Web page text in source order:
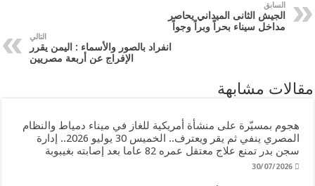
السابق
الجيش الثانى الميداني يحاصر
مداخل سيناء بحراً وبراً وجواً
التالي
انفراد بالصور والأسماء : اليمن يقرر
الإفراج عن أربعة مصريين
مقالات مشابهة
هجوم بمسيّرة على منشأة أمريكية للغاز في ميناء دمياط والنظام
المصري ينفي ثم يقر ويعترف.. الخميس 30 يوليو 2026.. إدارة
سجن بدر تمنع علاج معتقل عمره 82 عاما بعد إصابته بغيبوبة
30/07/2026